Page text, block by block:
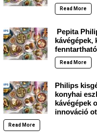
Read More
Pepita
kávégépek,
Read More
Philips
konyhai
kávégépek
innováció
Read More